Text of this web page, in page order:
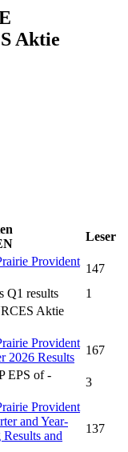
Aktie
Leser
Provident
147
Q1 results
1
Aktie
Provident
2026 Results
167
EPS of -
3
Provident
and Year-
and
137